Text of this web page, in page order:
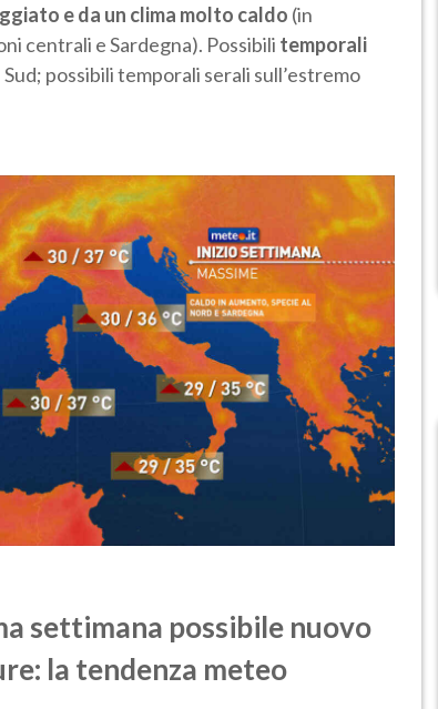
e da un clima molto caldo (in
centrali e Sardegna). Possibili temporali
possibili temporali serali sull’estremo
settimana possibile nuovo
la tendenza meteo